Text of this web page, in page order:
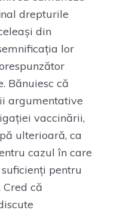
drepturile
din
lor
Bănuiesc că
argumentative
vaccinării,
ulterioară, ca
cazul în care
pentru
că